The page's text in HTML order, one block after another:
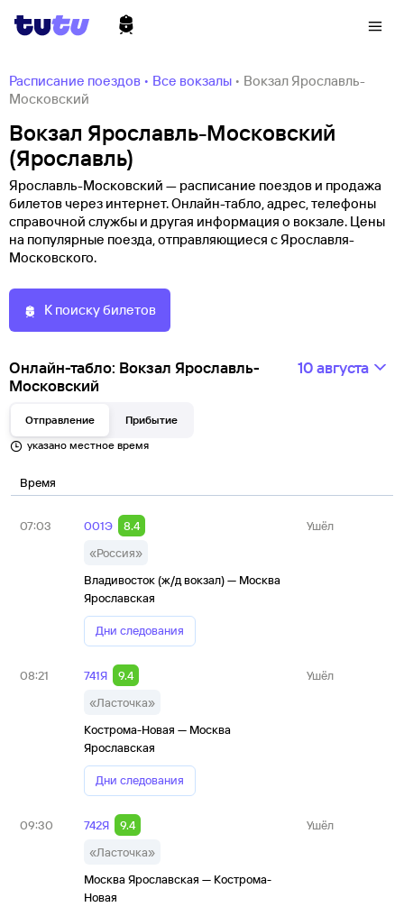
Расписание поездов • Все вокзалы • Вокзал Ярославль-
Московский
Вокзал Ярославль-Московский
(Ярославль)
Ярославль-Московский — расписание поездов и продажа
билетов через интернет. Онлайн-табло, адрес, телефоны
справочной службы и другая информация о вокзале. Цены
на популярные поезда, отправляющиеся с Ярославля-
Московского.
К поиску билетов
Онлайн-табло: Вокзал Ярославль-
Московский
10 августа
Отправление
Прибытие
указано местное время
Время
07:03 001Э
8.4
«Россия»
Владивосток (ж/д вокзал) — Москва
Ярославская
Дни следования
Ушёл
08:21 741Я
9.4
«Ласточка»
Кострома-Новая — Москва
Ярославская
Дни следования
Ушёл
09:30 742Я
9.4
«Ласточка»
Москва Ярославская — Кострома-
Новая
Ушёл